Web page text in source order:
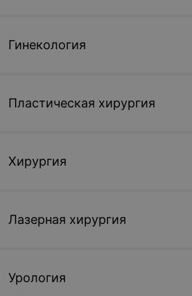
Гинекология
Пластическая хирургия
Хирургия
Лазерная хирургия
Урология